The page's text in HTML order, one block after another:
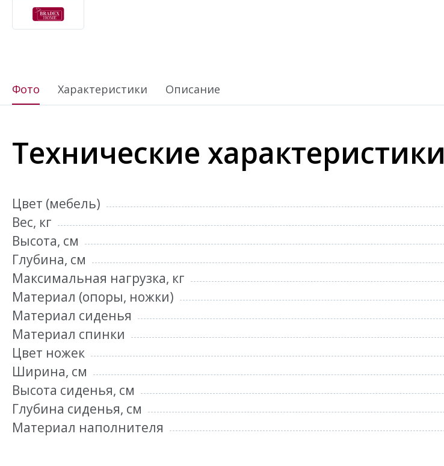
Фото Характеристики Описание
Технические характеристики
Цвет (мебель)
Вес, кг
Высота, см
Глубина, см
Максимальная нагрузка, кг
Материал (опоры, ножки)
Материал сиденья
Материал спинки
Цвет ножек
Ширина, см
Высота сиденья, см
Глубина сиденья, см
Материал наполнителя